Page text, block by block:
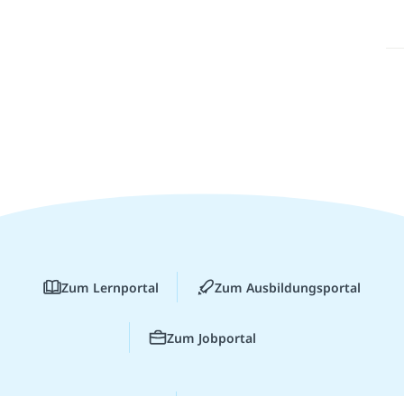
Zum Lernportal Zum Ausbildungsportal
Zum Jobportal